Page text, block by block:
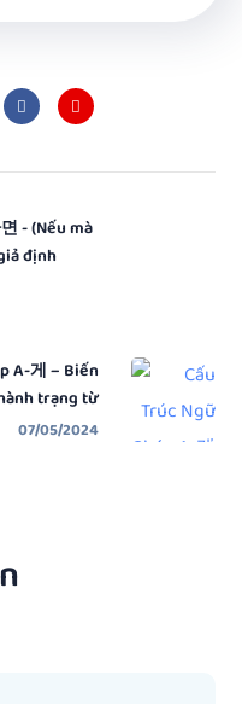
- (Nếu mà
định
A-게 – Biến
trạng từ
07/05/2024